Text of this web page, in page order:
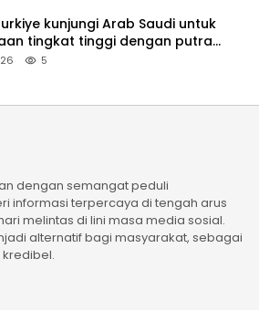
kunjungi Arab Saudi untuk
tingkat tinggi dengan putra
dan PM Pakistan
5
dengan semangat peduli
informasi terpercaya di tengah arus
melintas di lini masa media sosial.
alternatif bagi masyarakat, sebagai